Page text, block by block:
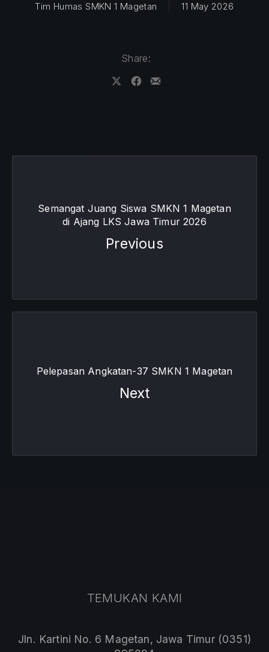
Tim Humas SMKN 1 Magetan 11 May 2026
Share:
Semangat Juang Siswa SMKN 1 Magetan
di Ajang LKS Jawa Timur 2026
Previous
Pelepasan Angkatan-37 SMKN 1 Magetan
Next
TEMUKAN KAMI
Jln. Kartini No. 6 Magetan, Jawa Timur (0351)